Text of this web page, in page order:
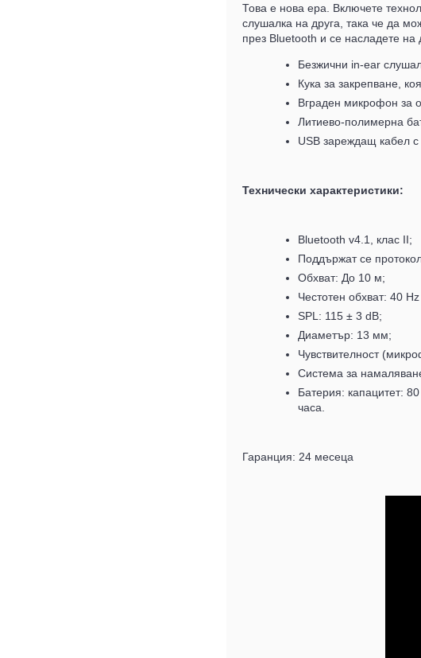
Това е нова ера. Включете
слушалка на друга, така че да
през Bluetooth и се насладете на
Безжични in-ear
Кука за закрепване,
Вграден микрофон за
Литиево-полимерна
USB зареждащ кабел
Технически характеристики:
Bluetooth v4.1, клас II;
Поддържат се
Обхват: До 10 м;
Честотен обхват: 40
SPL: 115 ± 3 dB;
Диаметър: 13 мм;
Чувствителност
Система за
Батерия: капацитет:
часа.
Гаранция: 24 месеца